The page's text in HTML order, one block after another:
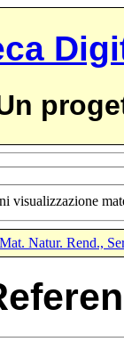
visualizzazione
Natur. Rend.,